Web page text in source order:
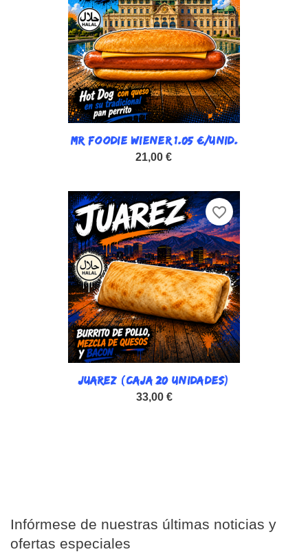
MR FOODIE WIENER 1.05 €/UNID.
21,00 €
JUAREZ (CAJA 20 UNIDADES)
33,00 €
favorite_border
Infórmese de nuestras últimas noticias y
ofertas especiales